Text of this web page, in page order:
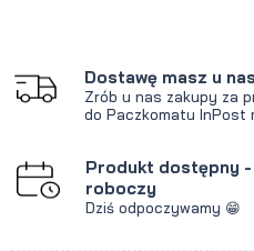
Dostawę masz u
Zrób u nas zakupy za
do Paczkomatu InPost
Produkt dostępny -
roboczy
Dziś odpoczywamy 😁